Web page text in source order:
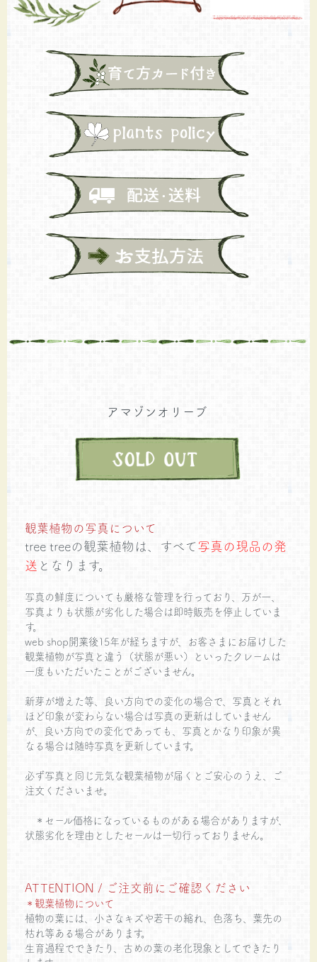
アマゾンオリーブ
観葉植物の写真について
tree treeの観葉植物は、すべて写真の現品の発
送 となります。
写真の鮮度についても厳格な管理を行っており、万が一、
写真よりも状態が劣化した場合は即時販売を停止していま
す。
web shop開業後15年が経ちますが、お客さまにお届けした
観葉植物が写真と違う（状態が悪い）といったクレームは
一度もいただいたことがございません。
新芽が増えた等、良い方向での変化の場合で、写真とそれ
ほど印象が変わらない場合は写真の更新はしていません
が、良い方向での変化であっても、写真とかなり印象が異
なる場合は随時写真を更新しています。
必ず写真と同じ元気な観葉植物が届くとご安心のうえ、ご
注文くださいませ。
＊セール価格になっているものがある場合がありますが、
状態劣化を理由としたセールは一切行っておりません。
ATTENTION / ご注文前にご確認ください
＊観葉植物について
植物の葉には、小さなキズや若干の縮れ、色落ち、葉先の
枯れ等ある場合があります。
生育過程でできたり、古めの葉の老化現象としてできたり